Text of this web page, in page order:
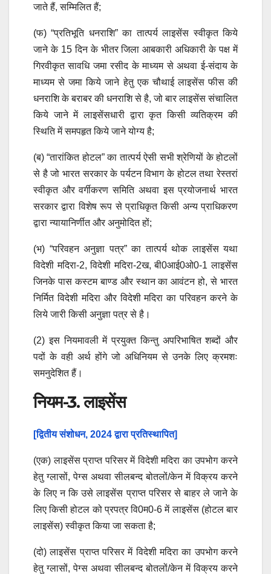
जाते हैं, सम्मिलित हैं;
(फ) “प्रतिभूति धनराशि” का तात्पर्य लाइसेंस स्वीकृत किये
जाने के 15 दिन के भीतर जिला आबकारी अधिकारी के पक्ष में
गिरवीकृत सावधि जमा रसीद के माध्यम से अथवा ई-संदाय के
माध्यम से जमा किये जाने हेतु एक चौथाई लाइसेंस फीस की
धनराशि के बराबर की धनराशि से है, जो बार लाइसेंस संचालित
किये जाने में लाइसेंसधारी द्वारा कृत किसी व्यतिक्रम की
स्थिति में समपहृत किये जाने योग्य है;
(ब) “तारांकित होटल” का तात्पर्य ऐसी सभी श्रेणियों के होटलों
से है जो भारत सरकार के पर्यटन विभाग के होटल तथा रेस्तरां
स्वीकृत और वर्गीकरण समिति अथवा इस प्रयोजनार्थ भारत
सरकार द्वारा विशेष रूप से प्राधिकृत किसी अन्य प्राधिकरण
द्वारा न्यायानिर्णीत और अनुमोदित हों;
(भ) “परिवहन अनुज्ञा पत्र” का तात्पर्य थोक लाइसेंस यथा
विदेशी मदिरा-2, विदेशी मदिरा-2ख, बी0आई0ओ0-1 लाइसेंस
जिनके पास कस्टम बाण्ड और स्थान का आवंटन हो, से भारत
निर्मित विदेशी मदिरा और विदेशी मदिरा का परिवहन करने के
लिये जारी किसी अनुज्ञा पत्र से है।
(2) इस नियमावली में प्रयुक्त किन्तु अपरिभाषित शब्दों और
पदों के वही अर्थ होंगे जो अधिनियम से उनके लिए क्रमशः
समनुदेशित हैं।
नियम-3. लाइसेंस
[द्वितीय संशोधन, 2024 द्वारा प्रतिस्थापित]
(एक) लाइसेंस प्राप्त परिसर में विदेशी मदिरा का उपभोग करने
हेतु ग्लासों, पेग्स अथवा सीलबन्द बोतलों/केन में विक्रय करने
के लिए न कि उसे लाइसेंस प्राप्त परिसर से बाहर ले जाने के
लिए किसी होटल को प्रपत्र वि0म0-6 में लाइसेंस (होटल बार
लाइसेंस) स्वीकृत किया जा सकता है;
(दो) लाइसेंस प्राप्त परिसर में विदेशी मदिरा का उपभोग करने
हेतु ग्लासों, पेग्स अथवा सीलबन्द बोतलों/केन में विक्रय करने